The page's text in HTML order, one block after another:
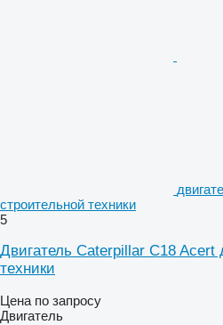
строительной техники
5
Двигатель Caterpillar C18 Acert
техники
Цена по запросу
Двигатель